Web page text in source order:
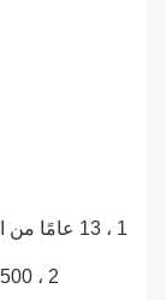
1 ، 13
2 ، 3500 م 2 مصنع ، 25 خط إنتاج و 50 عامل ماهر